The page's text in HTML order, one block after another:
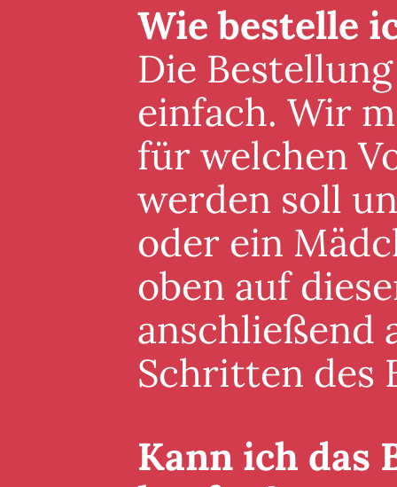
Wie bestelle
Die
einfach. Wir
für welchen
werden soll
oder ein
oben auf
anschließend
Schritten des
Kann ich das